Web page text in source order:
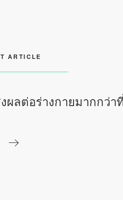
ARTICLE
ผลต่อร่างกายมากกว่า